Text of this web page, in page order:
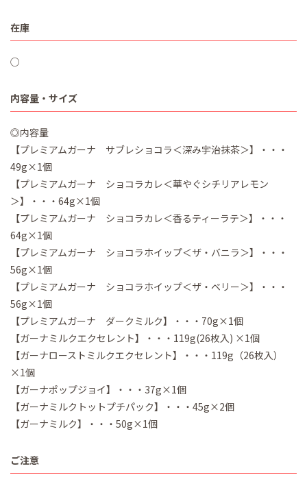
在庫
○
内容量・サイズ
◎内容量
【プレミアムガーナ サブレショコラ＜深み宇治抹茶＞】・・・
49g×1個
【プレミアムガーナ ショコラカレ＜華やぐシチリアレモン
＞】・・・64g×1個
【プレミアムガーナ ショコラカレ＜香るティーラテ＞】・・・
64g×1個
【プレミアムガーナ ショコラホイップ＜ザ・バニラ＞】・・・
56g×1個
【プレミアムガーナ ショコラホイップ＜ザ・ベリー＞】・・・
56g×1個
【プレミアムガーナ ダークミルク】・・・70g×1個
【ガーナミルクエクセレント】・・・119g(26枚入) ×1個
【ガーナローストミルクエクセレント】・・・119g（26枚入）
×1個
【ガーナポップジョイ】・・・37g×1個
【ガーナミルクトットプチパック】・・・45g×2個
【ガーナミルク】・・・50g×1個
ご注意